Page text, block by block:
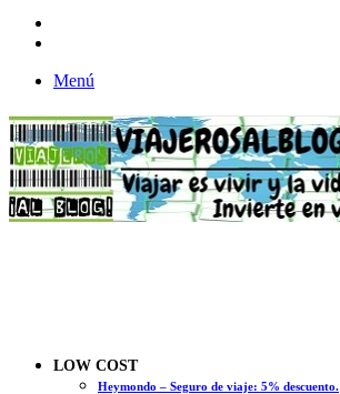
Menú
LOW COST
Heymondo – Seguro de viaje: 5% descuento.